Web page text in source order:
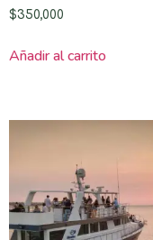
$350,000
Añadir al carrito